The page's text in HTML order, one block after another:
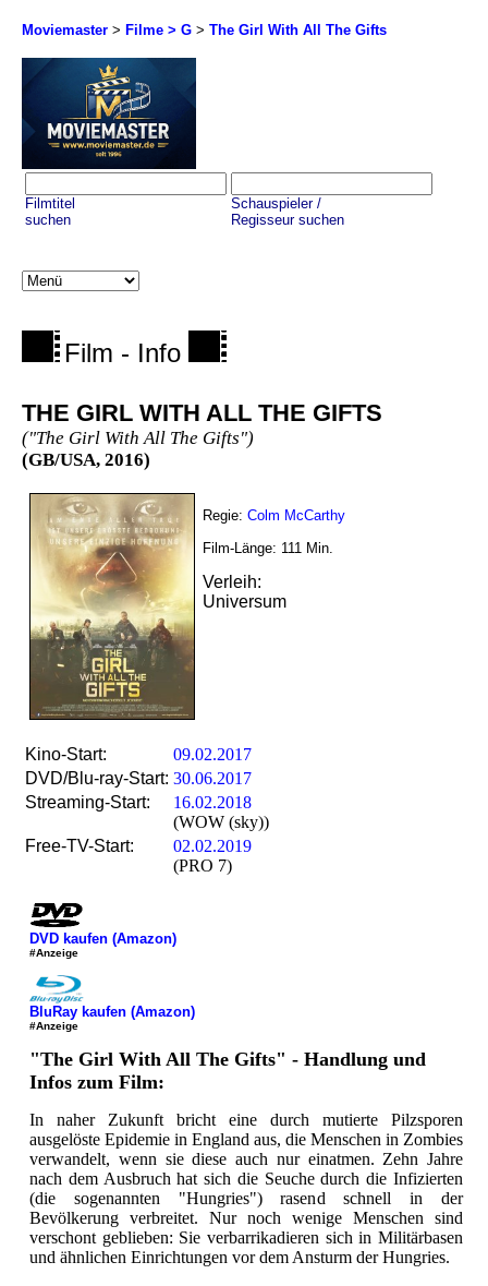
Moviemaster > Filme > G > The Girl With All The Gifts
Filmtitel
suchen
Schauspieler /
Regisseur suchen
Film - Info
THE GIRL WITH ALL THE GIFTS
("The Girl With All The Gifts")
(GB/USA, 2016)
Regie: Colm McCarthy
Film-Länge: 111 Min.
Verleih:
Universum
Kino-Start:
09.02.2017
DVD/Blu-ray-Start: 30.06.2017
Streaming-Start:
16.02.2018
(WOW (sky))
Free-TV-Start:
02.02.2019
(PRO 7)
DVD kaufen (Amazon)
#Anzeige
BluRay kaufen (Amazon)
#Anzeige
"The Girl With All The Gifts" - Handlung und
Infos zum Film:
In naher Zukunft bricht eine durch mutierte Pilzsporen
ausgelöste Epidemie in England aus, die Menschen in Zombies
verwandelt, wenn sie diese auch nur einatmen. Zehn Jahre
nach dem Ausbruch hat sich die Seuche durch die Infizierten
(die sogenannten "Hungries") rasend schnell in der
Bevölkerung verbreitet. Nur noch wenige Menschen sind
verschont geblieben: Sie verbarrikadieren sich in Militärbasen
und ähnlichen Einrichtungen vor dem Ansturm der Hungries.